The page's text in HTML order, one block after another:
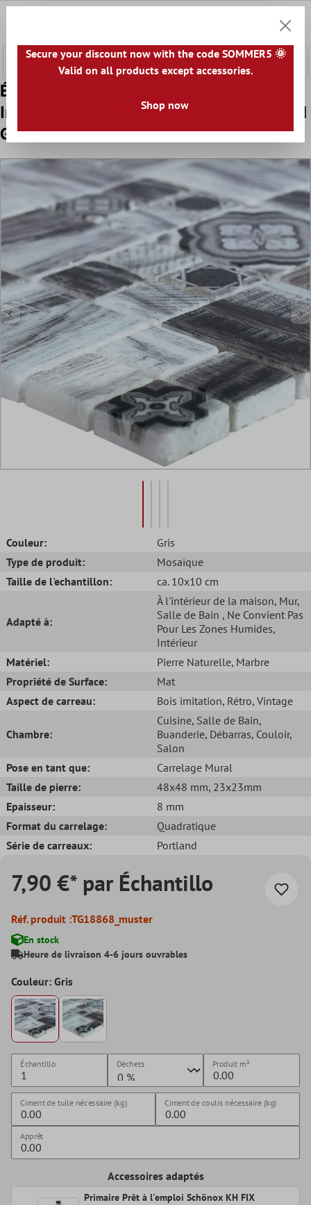
Panier
Échantillon Marbre Pierre Naturelle
Imitation Bois Mosaïque Carrelage Portland
Gris Mix
Couleur:
Gris
Type de produit:
Mosaïque
Taille de l'echantillon:
ca. 10x10 cm
Adapté à:
À l'intérieur de la maison, Mur,
Salle de Bain , Ne Convient Pas
Pour Les Zones Humides,
Intérieur
Matériel:
Pierre Naturelle, Marbre
Propriété de Surface:
Mat
Aspect de carreau:
Bois imitation, Rétro, Vintage
Chambre:
Cuisine, Salle de Bain,
Buanderie, Débarras, Couloir,
Salon
Pose en tant que:
Carrelage Mural
Taille de pierre:
48x48 mm, 23x23mm
Epaisseur:
8 mm
Format du carrelage:
Quadratique
Série de carreaux:
Portland
7,90 €* par Échantillo
Réf. produit :TG18868_muster
En stock
Heure de livraison 4-6 jours ouvrables
Couleur: Gris
Échantillo Déchets Produit m²
Ciment de tuile nécessaire (kg) Ciment de coulis nécessaire (kg)
Apprêt
Accessoires adaptés
Primaire Prêt à l'emploi Schönox KH FIX
Secure your discount now with the code SOMMER5 🌞
Valid on all products except accessories.
Shop now